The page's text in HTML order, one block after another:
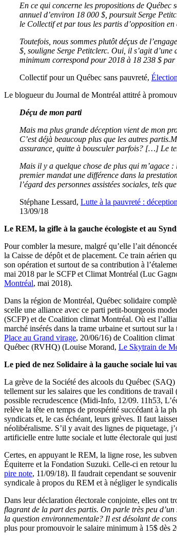
En ce qui concerne les propositions de Québec
annuel d’environ 18 000 $, poursuit Serge
le Collectif et par tous les partis d’opposition
Toutefois, nous sommes plutôt déçus de
$, souligne Serge Petitclerc. Oui, il s’agit
minimum correspond pour 2018 à 18 238 $
Collectif pour un Québec sans pauvreté,
Le blogueur du Journal de Montréal attitré à
Déçu de mon parti
Mais ma plus grande déception vient de mon
C’est déjà beaucoup plus que les autres
assurance, quitte à bousculer parfois? […] Le
Mais il y a quelque chose de plus qui m’agace
premier mandat une différence dans la
l’égard des personnes assistées sociales, tels
Stéphane Lessard, Lutte à la pauvreté : déception
13/09/18
Le REM, la gifle à la gauche écologiste et au
Pour combler la mesure, malgré qu’elle l’ait
la Caisse de dépôt et de placement. Ce train aérien
son opération et surtout de sa contribution à
mai 2018 par le SCFP et Climat Montréal (Luc
Montréal, mai 2018).
Dans la région de Montréal, Québec solidaire
scelle une alliance avec ce parti petit-bourgeois
(SCFP) et de Coalition climat Montréal. Où est
marché insérés dans la trame urbaine et surtout sur
Place au Grand virage, 20/06/16) de Coalition climat
Québec (RVHQ) (Louise Morand, Le Skytrain de
Le pied de nez Solidaire à la gauche sociale lui
La grève de la Société des alcools du Québec
tellement sur les salaires que les conditions de
possible recrudescence (Midi-Info, 12/09. 11h53,
relève la tête en temps de prospérité succédant à la
syndicats et, le cas échéant, leurs grèves. Il faut
néolibéralisme. S’il y avait des lignes de piquetage,
artificielle entre lutte sociale et lutte électorale qui
Certes, en appuyant le REM, la ligne rose, les
Équiterre et la Fondation Suzuki. Celle-ci en retour
pire note, 11/09/18). Il faudrait cependant se
syndicale à propos du REM et à négliger le
Dans leur déclaration électorale conjointe, elles ont
flagrant de la part des partis. On parle très peu
la question environnementale? Il est désolant de
plus pour promouvoir le salaire minimum à 15$ dès